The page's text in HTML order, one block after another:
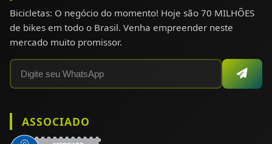
Bicicletas: O negócio do momento! Hoje são 70 MILHÕES
de bikes em todo o Brasil. Venha empreender neste
mercado muito promissor.
ASSOCIADO